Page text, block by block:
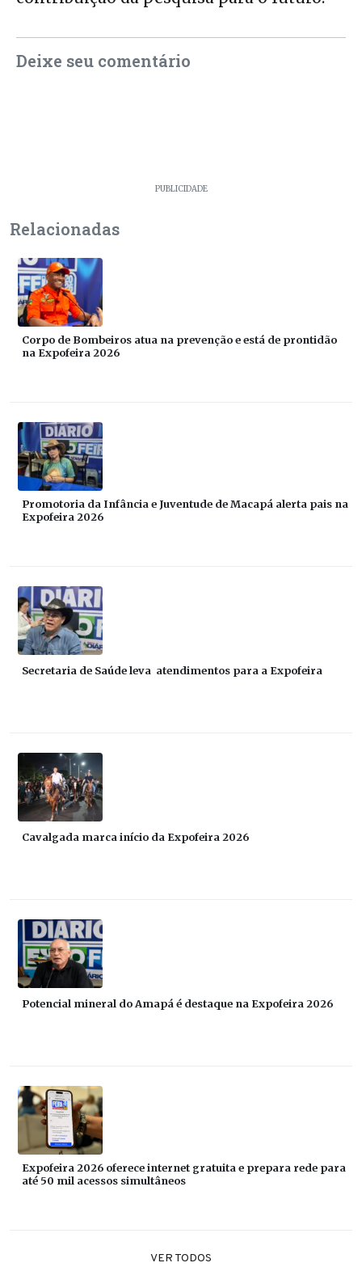
Deixe seu comentário
PUBLICIDADE
Relacionadas
Corpo de Bombeiros atua na prevenção e está de prontidão
na Expofeira 2026
Promotoria da Infância e Juventude de Macapá alerta pais na
Expofeira 2026
Secretaria de Saúde leva atendimentos para a Expofeira
Cavalgada marca início da Expofeira 2026
Potencial mineral do Amapá é destaque na Expofeira 2026
Expofeira 2026 oferece internet gratuita e prepara rede para
até 50 mil acessos simultâneos
VER TODOS